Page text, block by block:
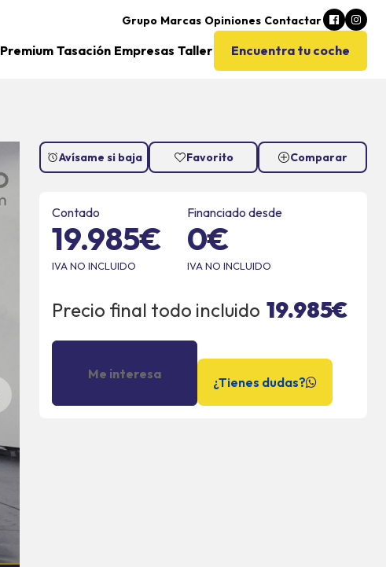
Grupo Marcas Opiniones Contactar
Premium Tasación Empresas Taller Encuentra tu coche
Avísame si baja Favorito Comparar
Contado
19.985€
IVA NO INCLUIDO
Financiado desde
0€
IVA NO INCLUIDO
Precio final todo incluido 19.985€
Me interesa
¿Tienes dudas?